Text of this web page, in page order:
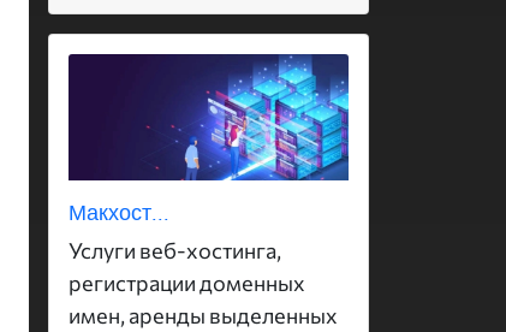
Макхост...
Услуги веб-хостинга,
регистрации доменных
имен, аренды выделенных